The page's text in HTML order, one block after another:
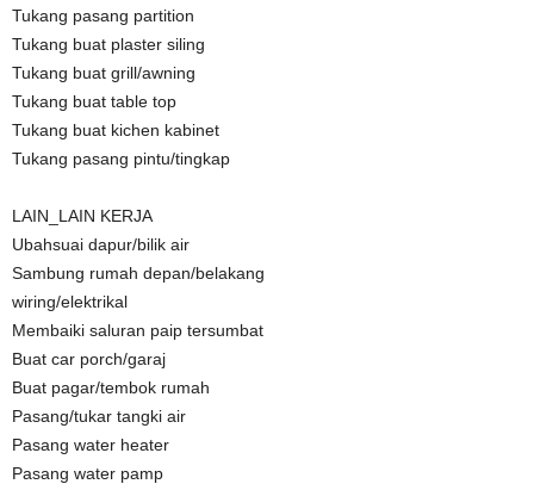
Tukang pasang partition
Tukang buat plaster siling
Tukang buat grill/awning
Tukang buat table top
Tukang buat kichen kabinet
Tukang pasang pintu/tingkap
LAIN_LAIN KERJA
Ubahsuai dapur/bilik air
Sambung rumah depan/belakang
wiring/elektrikal
Membaiki saluran paip tersumbat
Buat car porch/garaj
Buat pagar/tembok rumah
Pasang/tukar tangki air
Pasang water heater
Pasang water pamp